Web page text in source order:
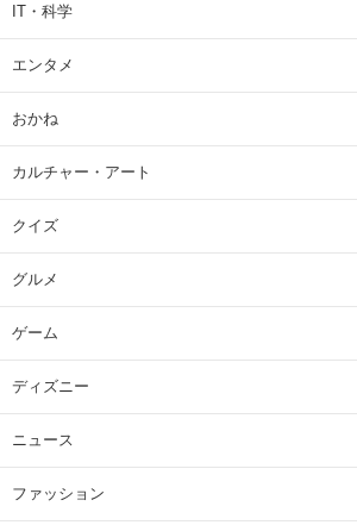
IT・科学
エンタメ
おかね
カルチャー・アート
クイズ
グルメ
ゲーム
ディズニー
ニュース
ファッション